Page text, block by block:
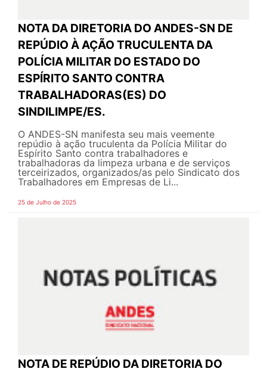
NOTA DA DIRETORIA DO ANDES-SN DE
REPÚDIO À AÇÃO TRUCULENTA DA
POLÍCIA MILITAR DO ESTADO DO
ESPÍRITO SANTO CONTRA
TRABALHADORAS(ES) DO
SINDILIMPE/ES.
O ANDES-SN manifesta seu mais veemente
repúdio à ação truculenta da Polícia Militar do
Espírito Santo contra trabalhadores e
trabalhadoras da limpeza urbana e de serviços
terceirizados, organizados/as pelo Sindicato dos
Trabalhadores em Empresas de Li...
25 de Julho de 2025
NOTA DE REPÚDIO DA DIRETORIA DO